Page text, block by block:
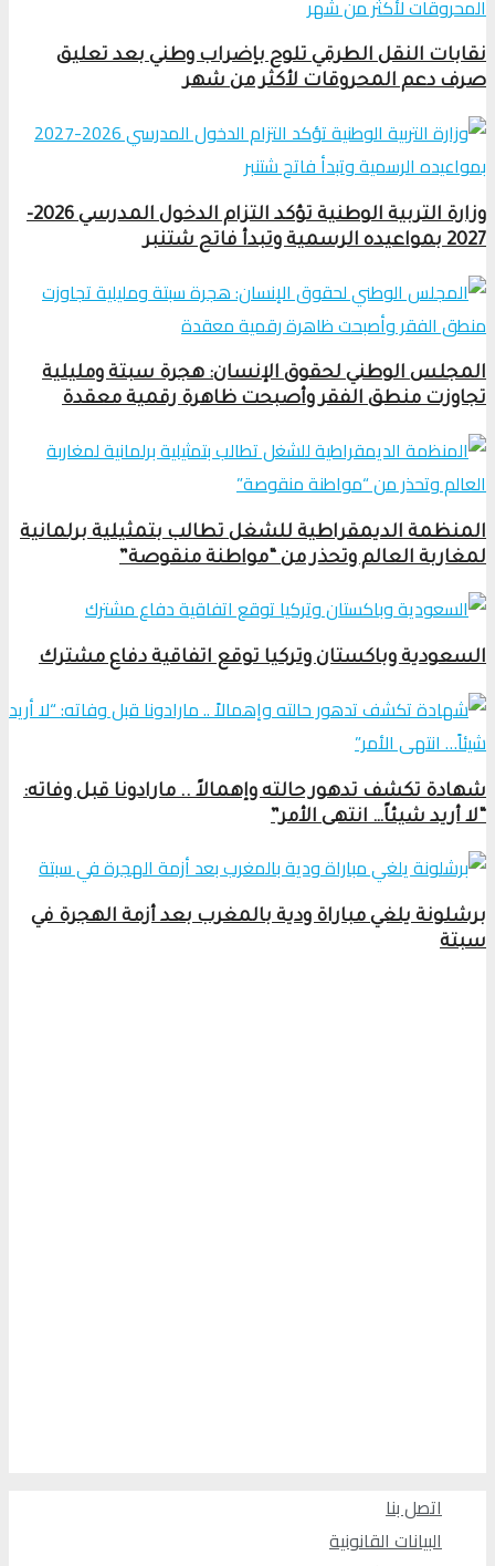
نقابات النقل الطرقي تلوح بإضراب وطني بعد تعليق
صرف دعم المحروقات لأكثر من شهر
وزارة التربية الوطنية تؤكد التزام الدخول المدرسي 2026-
2027 بمواعيده الرسمية وتبدأ فاتح شتنبر
المجلس الوطني لحقوق الإنسان: هجرة سبتة ومليلية
تجاوزت منطق الفقر وأصبحت ظاهرة رقمية معقدة
المنظمة الديمقراطية للشغل تطالب بتمثيلية برلمانية
لمغاربة العالم وتحذر من “مواطنة منقوصة”
السعودية وباكستان وتركيا توقع اتفاقية دفاع مشترك
شهادة تكشف تدهور حالته وإهمالاً .. مارادونا قبل وفاته:
“لا أريد شيئاً… انتهى الأمر”
برشلونة يلغي مباراة ودية بالمغرب بعد أزمة الهجرة في
سبتة
اتصل بنا
البيانات القانونية